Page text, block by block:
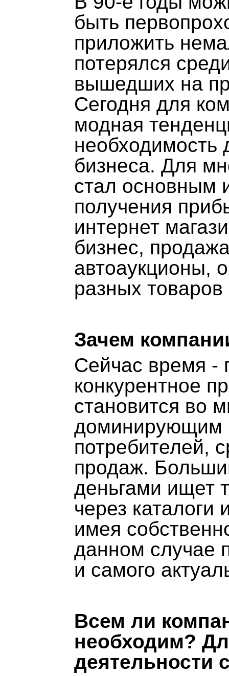
быть
приложить
потерялся
вышедших на
Сегодня для
модная
необходимость
бизнеса. Для
стал основным
получения
интернет
бизнес,
автоаукционы,
разных товаров
Зачем
Сейчас время -
конкурентное
становится во
доминирующим
потребителей,
продаж.
деньгами ищет
через
имея
данном случае
и самого
Всем ли
необходим?
деятельности